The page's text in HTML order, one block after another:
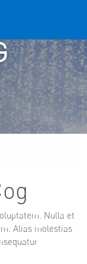
Nulla et
Alias molestias